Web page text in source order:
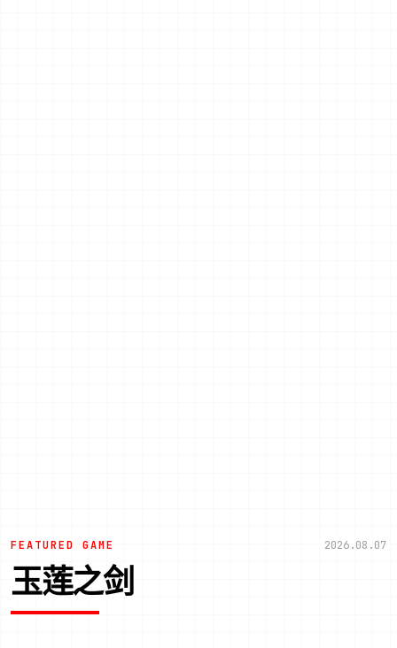
FEATURED GAME 2026.08.07
玉莲之剑